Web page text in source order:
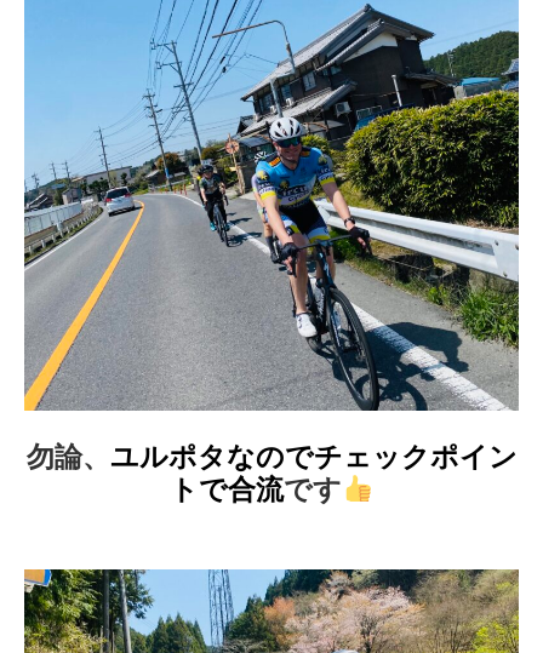
勿論、 ユルポタなのでチェックポイン
トで合流です